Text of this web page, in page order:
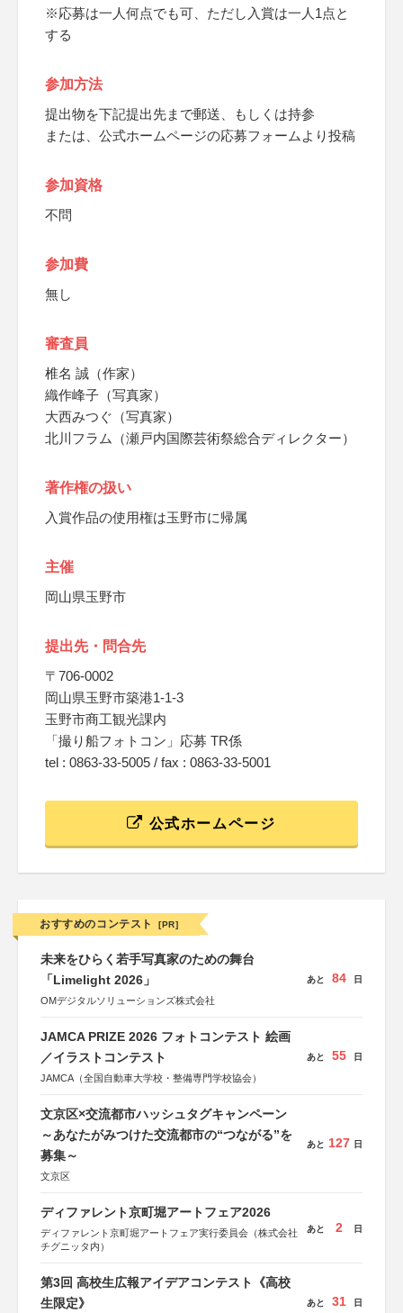
※応募は一人何点でも可、ただし入賞は一人1点と
する
参加方法
提出物を下記提出先まで郵送、もしくは持参
または、公式ホームページの応募フォームより投稿
参加資格
不問
参加費
無し
審査員
椎名 誠（作家）
織作峰子（写真家）
大西みつぐ（写真家）
北川フラム（瀬戸内国際芸術祭総合ディレクター）
著作権の扱い
入賞作品の使用権は玉野市に帰属
主催
岡山県玉野市
提出先・問合先
〒706-0002
岡山県玉野市築港1-1-3
玉野市商工観光課内
「撮り船フォトコン」応募 TR係
tel : 0863-33-5005 / fax : 0863-33-5001
公式ホームページ
おすすめのコンテスト [PR]
未来をひらく若手写真家のための舞台
「Limelight 2026」
OMデジタルソリューションズ株式会社
あと 84 日
JAMCA PRIZE 2026 フォトコンテスト 絵画
／イラストコンテスト
JAMCA（全国自動車大学校・整備専門学校協会）
あと 55 日
文京区×交流都市ハッシュタグキャンペーン
～あなたがみつけた交流都市の“つながる”を
募集～
文京区
あと 127 日
ディファレント京町堀アートフェア2026
ディファレント京町堀アートフェア実行委員会（株式会社
チグニッタ内）
あと 2 日
第3回 高校生広報アイデアコンテスト《高校
生限定》
あと 31 日